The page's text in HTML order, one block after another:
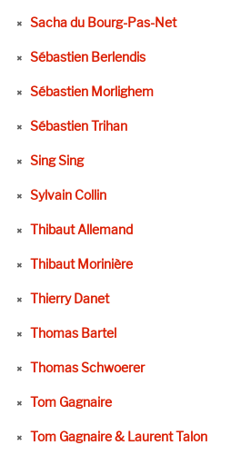
Sacha du Bourg-Pas-Net
Sébastien Berlendis
Sébastien Morlighem
Sébastien Trihan
Sing Sing
Sylvain Collin
Thibaut Allemand
Thibaut Morinière
Thierry Danet
Thomas Bartel
Thomas Schwoerer
Tom Gagnaire
Tom Gagnaire & Laurent Talon